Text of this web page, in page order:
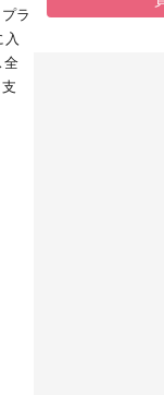
ラ
全